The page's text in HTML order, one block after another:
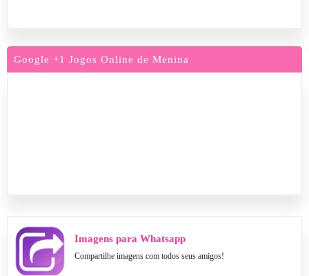
Google +1 Jogos Online de Menina
Imagens para Whatsapp
Compartilhe imagens com todos seus amigos!